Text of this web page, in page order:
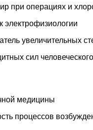
при операциях и
электрофизиологии
увеличительных
сил
медицины
процессов